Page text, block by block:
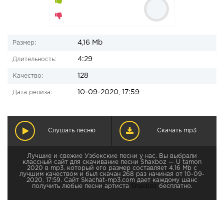
Размер: 4,16 Mb
Длительность: 4:29
Качество: 128
Дата релиза: 10-09-2020, 17:59
Слушать песню Скачать mp3
Лучшие и свежие Узбекские песни у нас. Вы выбрали
классный сайт для скачивание песни Shaxboz — U tamon
2020 в mp3, который его размер составляет 4,16 Mb с
лучшим качеством и был скачан 268 раз начиная от 10-09-
2020, 17:59. Сайт Skachat-mp3.com дает каждому шанс
получить любые песни артиста
Shaxboz бесплатно.